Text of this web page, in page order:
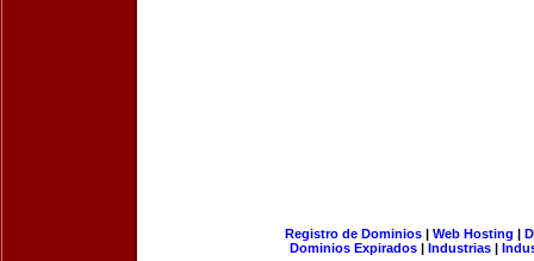
Registro de Dominios| Web Hosting |
Dominios Expirados | Industrias |